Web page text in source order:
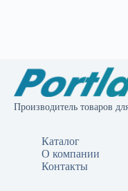
Производитель товаров
Каталог
О компании
Контакты